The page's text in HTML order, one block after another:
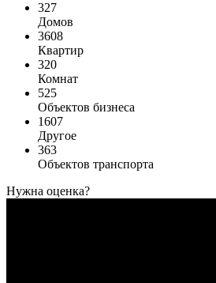
327
Домов
3608
Квартир
320
Комнат
525
Объектов бизнеса
1607
Другое
363
Объектов транспорта
Нужна оценка?